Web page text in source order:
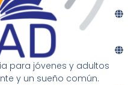
para jóvenes y adultos
y un sueño común.